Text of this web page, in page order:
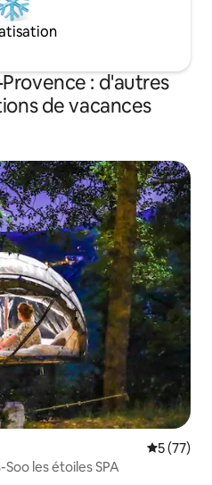
: d'autres
de vacances
5 (77)
les étoiles SPA